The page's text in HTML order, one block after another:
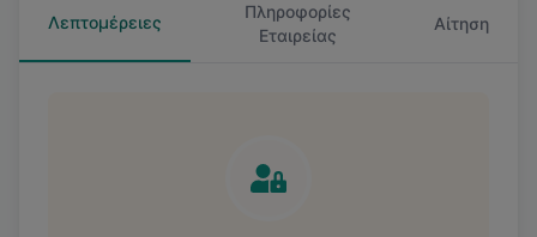
Λεπτομέρειες
Πληροφορίες
Εταιρείας
Αίτηση